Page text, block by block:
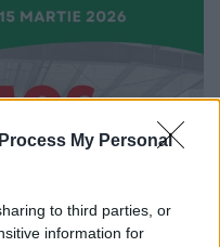
My Personal
to third parties, or
information for